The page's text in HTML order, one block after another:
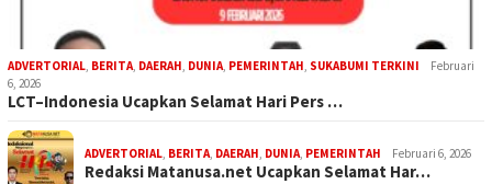
ADVERTORIAL, BERITA, DAERAH, DUNIA, PEMERINTAH, SUKABUMI TERKINI
Februari
6, 2026
LCT–Indonesia Ucapkan Selamat Hari Pers …
ADVERTORIAL, BERITA, DAERAH, DUNIA, PEMERINTAH Februari 6, 2026
Redaksi Matanusa.net Ucapkan Selamat Har…